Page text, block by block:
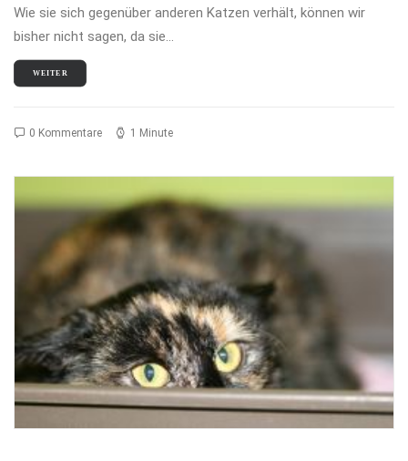
Wie sie sich gegenüber anderen Katzen verhält, können wir
bisher nicht sagen, da sie…
WEITER
0 Kommentare 1 Minute